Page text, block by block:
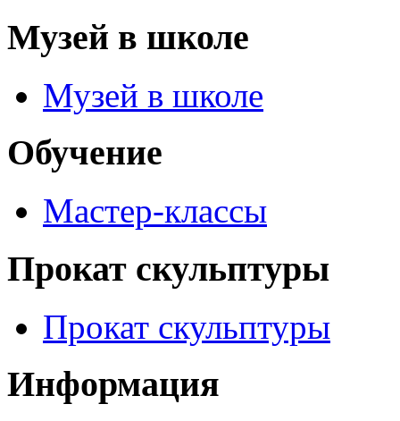
Музей в школе
Музей в школе
Обучение
Мастер-классы
Прокат скульптуры
Прокат скульптуры
Информация